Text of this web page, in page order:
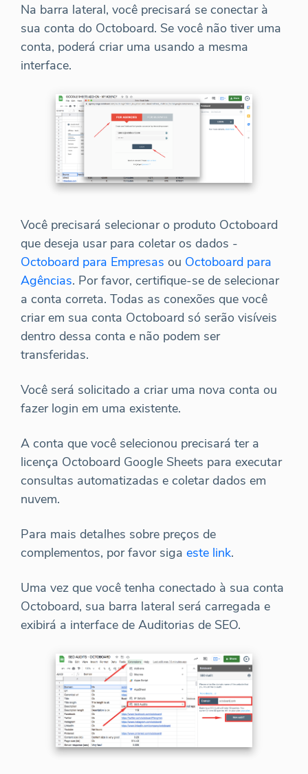
Na barra lateral, você precisará se conectar à
sua conta do Octoboard. Se você não tiver uma
conta, poderá criar uma usando a mesma
interface.
Você precisará selecionar o produto Octoboard
que deseja usar para coletar os dados -
Octoboard para Empresas ou Octoboard para
Agências. Por favor, certifique-se de selecionar
a conta correta. Todas as conexões que você
criar em sua conta Octoboard só serão visíveis
dentro dessa conta e não podem ser
transferidas.
Você será solicitado a criar uma nova conta ou
fazer login em uma existente.
A conta que você selecionou precisará ter a
licença Octoboard Google Sheets para executar
consultas automatizadas e coletar dados em
nuvem.
Para mais detalhes sobre preços de
complementos, por favor siga este link.
Uma vez que você tenha conectado à sua conta
Octoboard, sua barra lateral será carregada e
exibirá a interface de Auditorias de SEO.